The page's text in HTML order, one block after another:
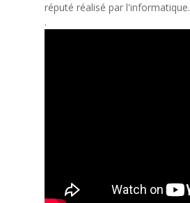
réputé réalisé par l'informatique.
.